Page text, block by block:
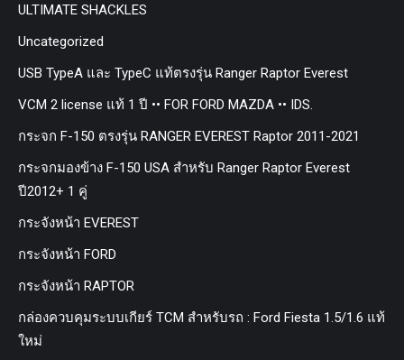
ULTIMATE SHACKLES
Uncategorized
USB TypeA และ TypeC แท้ตรงรุ่น Ranger Raptor Everest
VCM 2 license แท้ 1 ปี •• FOR FORD MAZDA •• IDS.
กระจก F-150 ตรงรุ่น RANGER EVEREST Raptor 2011-2021
กระจกมองข้าง F-150 USA สำหรับ Ranger Raptor Everest
ปี2012+ 1 คู่
กระจังหน้า EVEREST
กระจังหน้า FORD
กระจังหน้า RAPTOR
กล่องควบคุมระบบเกียร์ TCM สำหรับรถ : Ford Fiesta 1.5/1.6 แท้
ใหม่